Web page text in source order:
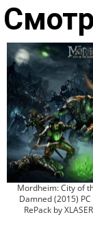
Mordheim: City of
Damned (2015)
RePack by XLASER